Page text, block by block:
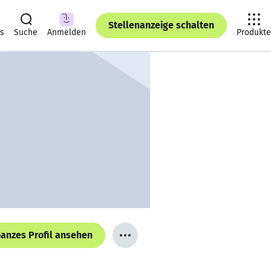
Suche Anmelden
Stellenanzeige schalten
Produkte
Profil ansehen